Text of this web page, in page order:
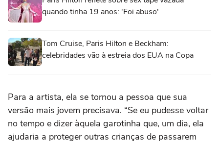
quando tinha 19 anos: 'Foi abuso'
Tom Cruise, Paris Hilton e Beckham:
celebridades vão à estreia dos EUA na Copa
Para a artista, ela se tornou a pessoa que sua
versão mais jovem precisava. “Se eu pudesse voltar
no tempo e dizer àquela garotinha que, um dia, ela
ajudaria a proteger outras crianças de passarem